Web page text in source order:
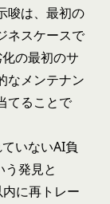
唆は、最初の
ネスケースで
の最初のサ
なメンテナン
てることで
いないAI負
発見と
に再トレー